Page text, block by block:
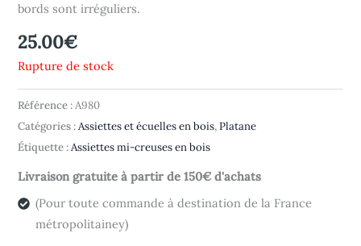
bords sont irréguliers.
25.00€
Rupture de stock
Référence :A980
Catégories :Assiettes et écuelles en bois,Platane
Étiquette :Assiettes mi-creuses en bois
Livraison gratuite à partir de 150€ d'achats
(Pour toute commande à destination de la France
métropolitainey)